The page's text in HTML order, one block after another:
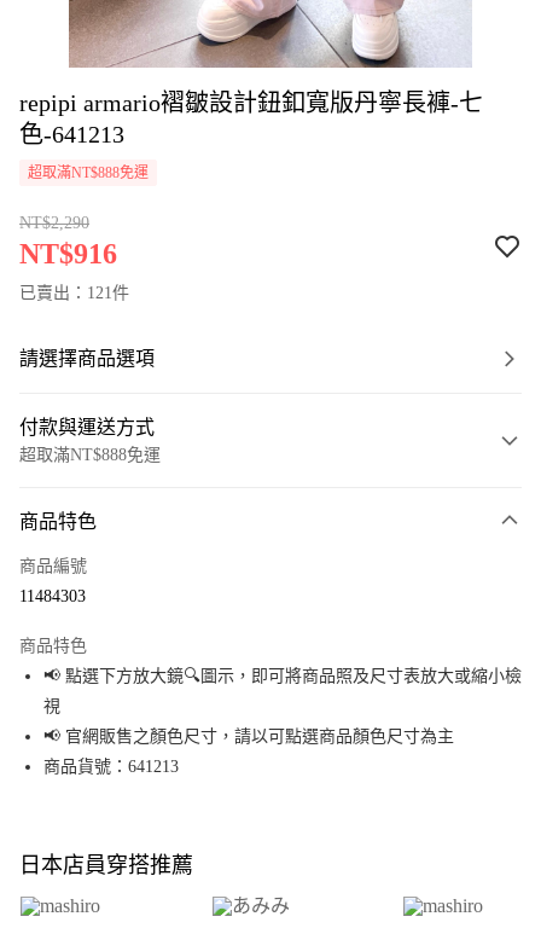
repipi armario褶皺設計鈕釦寬版丹寧長褲-七
色-641213
超取滿NT$888免運
NT$2,290
NT$916
已賣出：121件
請選擇商品選項
付款與運送方式
超取滿NT$888免運
信用卡一次付款
Apple Pay
街口支付
悠遊付
全盈+PAY
大哥付你分期
商品特色
商品編號
11484303
商品特色
📢 點選下方放大鏡🔍圖示，即可將商品照及尺寸表放大或縮小檢
視
📢 官網販售之顏色尺寸，請以可點選商品顏色尺寸為主
商品貨號：641213
日本店員穿搭推薦